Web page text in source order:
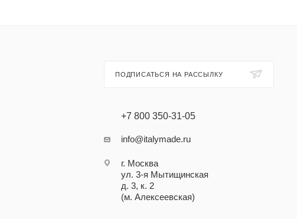
ПОДПИСАТЬСЯ НА РАССЫЛКУ
+7 800 350-31-05
info@italymade.ru
г. Москва
ул. 3-я Мытищинская
д. 3, к. 2
(м. Алексеевская)